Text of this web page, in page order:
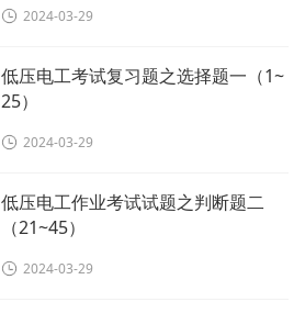
2024-03-29
低压电工考试复习题之选择题一（1~
25）
2024-03-29
低压电工作业考试试题之判断题二
（21~45）
2024-03-29